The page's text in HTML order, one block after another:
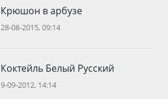
Крюшон в арбузе
28-08-2015, 09:14
Коктейль Белый Русский
9-09-2012, 14:14